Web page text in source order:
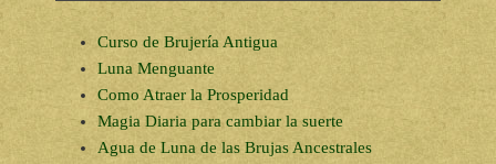
Curso de Brujería Antigua
Luna Menguante
Como Atraer la Prosperidad
Magia Diaria para cambiar la suerte
Agua de Luna de las Brujas Ancestrales